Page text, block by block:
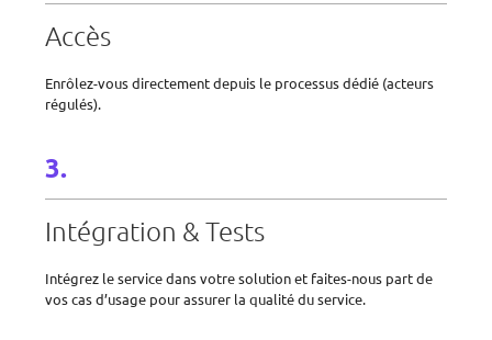
Accès
Enrôlez-vous directement depuis le processus dédié (acteurs
régulés).
Intégration & Tests
Intégrez le service dans votre solution et faites-nous part de
vos cas d’usage pour assurer la qualité du service.